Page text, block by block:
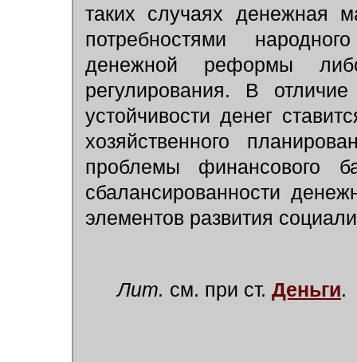
таких случаях денежная
потребностями
денежной реформы
регулирования. В
устойчивости денег
хозяйственного
проблемы финансового
сбалансированности
элементов развития
Лит. см. при ст. Деньги.